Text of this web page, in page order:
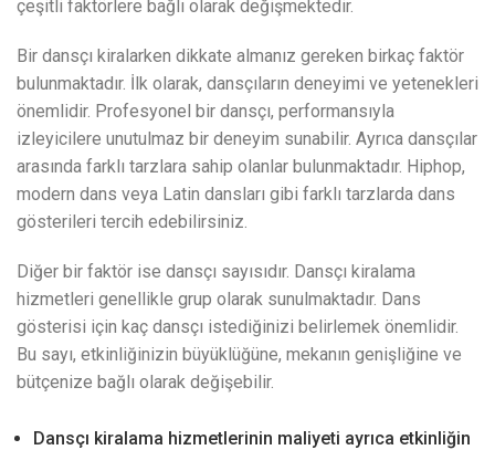
çeşitli faktörlere bağlı olarak değişmektedir.
Bir dansçı kiralarken dikkate almanız gereken birkaç faktör
bulunmaktadır. İlk olarak, dansçıların deneyimi ve yetenekleri
önemlidir. Profesyonel bir dansçı, performansıyla
izleyicilere unutulmaz bir deneyim sunabilir. Ayrıca dansçılar
arasında farklı tarzlara sahip olanlar bulunmaktadır. Hiphop,
modern dans veya Latin dansları gibi farklı tarzlarda dans
gösterileri tercih edebilirsiniz.
Diğer bir faktör ise dansçı sayısıdır. Dansçı kiralama
hizmetleri genellikle grup olarak sunulmaktadır. Dans
gösterisi için kaç dansçı istediğinizi belirlemek önemlidir.
Bu sayı, etkinliğinizin büyüklüğüne, mekanın genişliğine ve
bütçenize bağlı olarak değişebilir.
Dansçı kiralama hizmetlerinin maliyeti ayrıca etkinliğin